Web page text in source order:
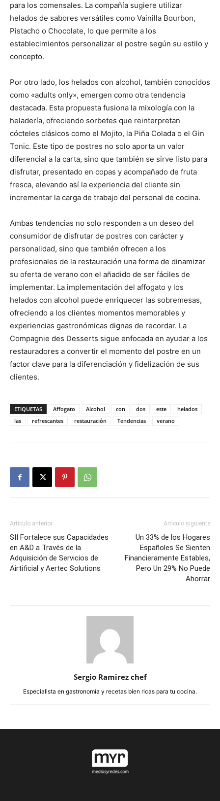
para los comensales. La compañía sugiere utilizar
helados de sabores versátiles como Vainilla Bourbon,
Pistacho o Chocolate, lo que permite a los
establecimientos personalizar el postre según su estilo y
concepto.
Por otro lado, los helados con alcohol, también conocidos
como «adults only», emergen como otra tendencia
destacada. Esta propuesta fusiona la mixología con la
heladería, ofreciendo sorbetes que reinterpretan
cócteles clásicos como el Mojito, la Piña Colada o el Gin
Tonic. Este tipo de postres no solo aporta un valor
diferencial a la carta, sino que también se sirve listo para
disfrutar, presentado en copas y acompañado de fruta
fresca, elevando así la experiencia del cliente sin
incrementar la carga de trabajo del personal de cocina.
Ambas tendencias no solo responden a un deseo del
consumidor de disfrutar de postres con carácter y
personalidad, sino que también ofrecen a los
profesionales de la restauración una forma de dinamizar
su oferta de verano con el añadido de ser fáciles de
implementar. La implementación del affogato y los
helados con alcohol puede enriquecer las sobremesas,
ofreciendo a los clientes momentos memorables y
experiencias gastronómicas dignas de recordar. La
Compagnie des Desserts sigue enfocada en ayudar a los
restauradores a convertir el momento del postre en un
factor clave para la diferenciación y fidelización de sus
clientes.
ETIQUETAS Affogato Alcohol con dos este
helados
las
refrescantes restauración Tendencias verano
Artículo anterior
SII Fortalece sus Capacidades
en A&D a Través de la
Adquisición de Servicios de
Airtificial y Aertec Solutions
Artículo siguiente
Un 33% de los Hogares
Españoles Se Sienten
Financieramente Estables,
Pero Un 29% No Puede
Ahorrar
Sergio Ramirez chef
Especialista en gastronomía y recetas bien ricas para tu cocina.